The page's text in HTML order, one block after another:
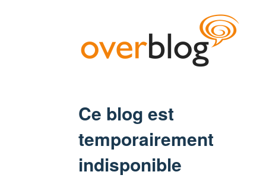
Ce blog est
temporairement
indisponible